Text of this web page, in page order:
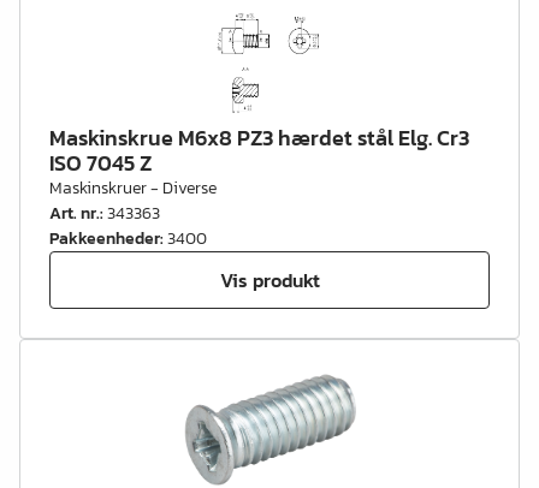
Maskinskrue M6x8 PZ3 hærdet stål Elg. Cr3
ISO 7045 Z
Maskinskruer - Diverse
Art. nr.:343363
Pakkeenheder:3400
Vis produkt